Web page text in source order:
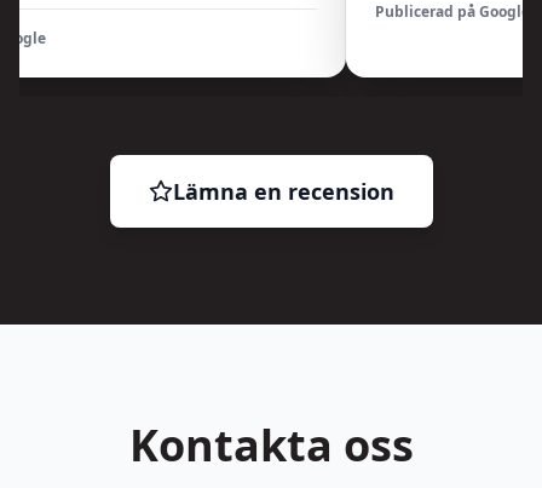
Publicerad på Google
Lämna en recension
Kontakta oss